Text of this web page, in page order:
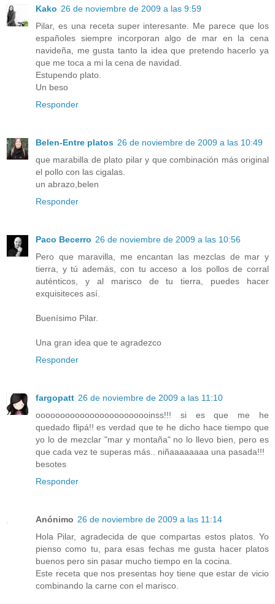
Kako 26 de noviembre de 2009 a las 9:59
Pilar, es una receta super interesante. Me parece que los
españoles siempre incorporan algo de mar en la cena
navideña, me gusta tanto la idea que pretendo hacerlo ya
que me toca a mi la cena de navidad.
Estupendo plato.
Un beso
Responder
Belen-Entre platos 26 de noviembre de 2009 a las 10:49
que marabilla de plato pilar y que combinación más original
el pollo con las cigalas.
un abrazo,belen
Responder
Paco Becerro 26 de noviembre de 2009 a las 10:56
Pero que maravilla, me encantan las mezclas de mar y
tierra, y tú además, con tu acceso a los pollos de corral
auténticos, y al marisco de tu tierra, puedes hacer
exquisiteces así.
Buenísimo Pilar.
Una gran idea que te agradezco
Responder
fargopatt 26 de noviembre de 2009 a las 11:10
oooooooooooooooooooooooinss!!! si es que me he
quedado flipá!! es verdad que te he dicho hace tiempo que
yo lo de mezclar "mar y montaña" no lo llevo bien, pero es
que cada vez te superas más.. niñaaaaaaaa una pasada!!!
besotes
Responder
Anónimo 26 de noviembre de 2009 a las 11:14
Hola Pilar, agradecida de que compartas estos platos. Yo
pienso como tu, para esas fechas me gusta hacer platos
buenos pero sin pasar mucho tiempo en la cocina.
Este receta que nos presentas hoy tiene que estar de vicio
combinando la carne con el marisco.